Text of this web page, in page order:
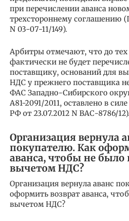
при перечислении аванса
трехстороннему соглашению
N 03-07-11/149).
Арбитры отмечают, что до тех
фактически не будет
поставщику, оснований для
НДС у прежнего поставщика
ФАС Западно-Сибирского
А81-2091/2011, оставлено в
РФ от 23.07.2012 N ВАС-8786/12).
Организация вернула
покупателю. Как
аванса, чтобы не было
вычетом НДС?
Организация вернула аванс
оформить возврат аванса,
вычетом НДС?